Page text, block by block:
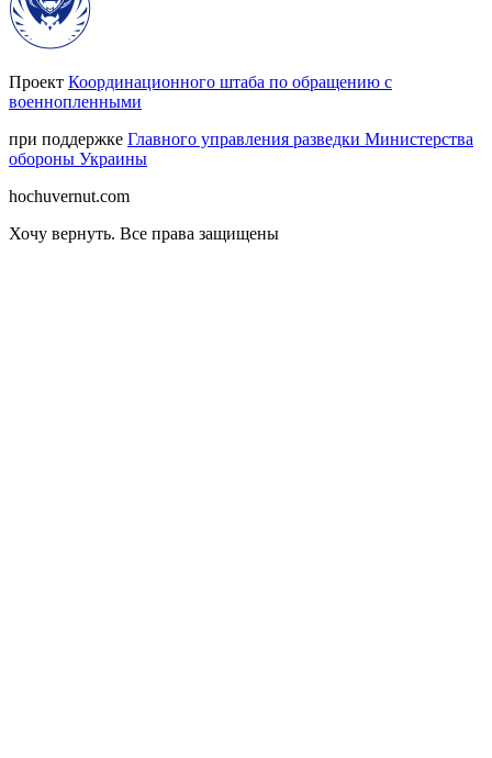
Проект Координационного штаба по обращению с
военнопленными
при поддержке Главного управления разведки Министерства
обороны Украины
hochuvernut.com
Хочу вернуть. Все права защищены